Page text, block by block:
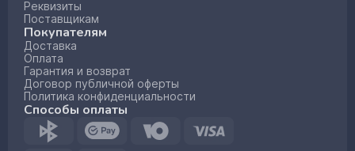
Реквизиты
Поставщикам
Покупателям
Доставка
Оплата
Гарантия и возврат
Договор публичной оферты
Политика конфиденциальности
Способы оплаты